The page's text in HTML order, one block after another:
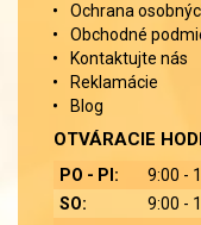
Ochrana
Obchodné
Kontaktujte nás
Reklamácie
Blog
OTVÁRACIE
PO - PI:
9:00 -
SO:
9:00 -